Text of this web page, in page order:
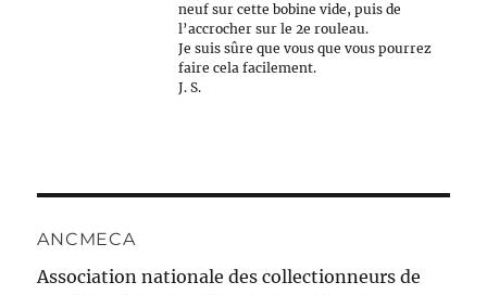
neuf sur cette bobine vide, puis de
l’accrocher sur le 2e rouleau.
Je suis sûre que vous que vous pourrez
faire cela facilement.
J. S.
ANCMECA
Association nationale des collectionneurs de